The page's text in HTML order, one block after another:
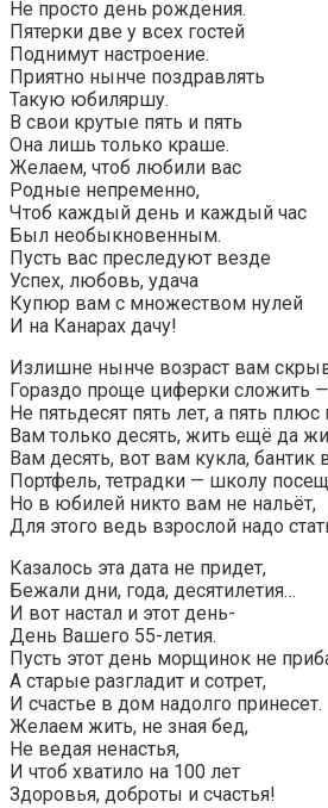
Не просто день рождения.
Пятерки две у всех гостей
Поднимут настроение.
Приятно нынче поздравлять
Такую юбиляршу.
В свои крутые пять и пять
Она лишь только краше.
Желаем, чтоб любили вас
Родные непременно,
Чтоб каждый день и каждый час
Был необыкновенным.
Пусть вас преследуют везде
Успех, любовь, удача
Купюр вам с множеством нулей
И на Канарах дачу!
Излишне нынче возраст вам
Гораздо проще циферки сложить —
Не пятьдесят пять лет, а пять плюс
Вам только десять, жить ещё да
Вам десять, вот вам кукла, бантик
Портфель, тетрадки — школу
Но в юбилей никто вам не нальёт,
Для этого ведь взрослой надо
Казалось эта дата не придет,
Бежали дни, года, десятилетия…
И вот настал и этот день-
День Вашего 55-летия.
Пусть этот день морщинок не
А старые разгладит и сотрет,
И счастье в дом надолго принесет.
Желаем жить, не зная бед,
Не ведая ненастья,
И чтоб хватило на 100 лет
Здоровья, доброты и счастья!